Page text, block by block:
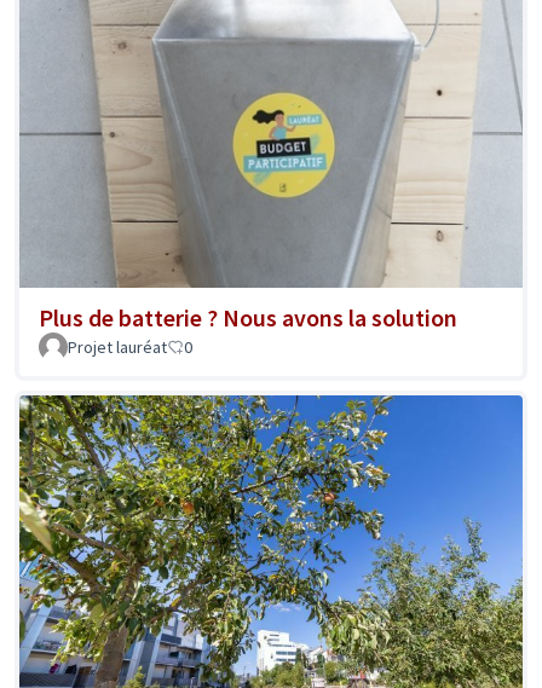
Plus de batterie ? Nous avons la solution
Projet lauréat 0